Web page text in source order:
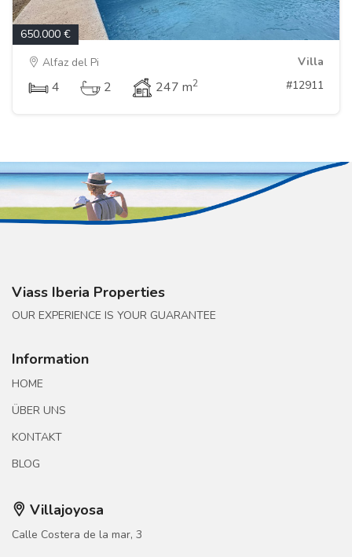
650.000 €
Alfaz del Pi
Villa
4 2 247 m2 #12911
Viass Iberia Properties
OUR EXPERIENCE IS YOUR GUARANTEE
Information
HOME
ÜBER UNS
KONTAKT
BLOG
Villajoyosa
Calle Costera de la mar, 3